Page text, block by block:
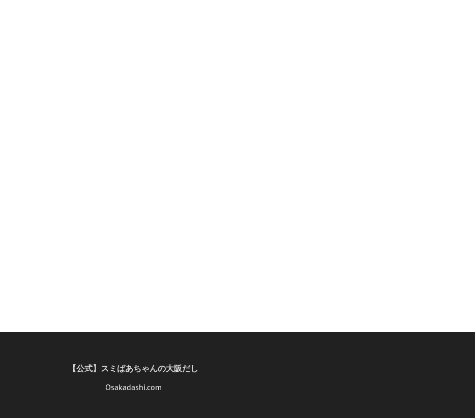
【公式】スミばあちゃんの大阪だし
Osakadashi.com